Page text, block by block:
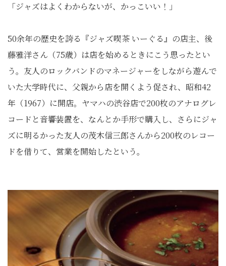
「ジャズはよくわからないが、かっこいい！」
50余年の歴史を誇る『ジャズ喫茶 いーぐる』の店主、後
藤雅洋さん（75歳）は店を始めるときにこう思ったとい
う。友人のロックバンドのマネージャーをしながら遊んで
いた大学時代に、父親から店を開くよう促され、昭和42
年（1967）に開店。ヤマハの渋谷店で200枚のアナログレ
コードと音響装置を、なんとか手形で購入し、さらにジャ
ズに明るかった友人の茂木信三郎さんから200枚のレコー
ドを借りて、営業を開始したという。